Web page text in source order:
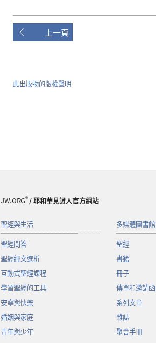
上一頁
此出版物的版權聲明
JW.ORG®/ 耶和華見證人官方網站
聖經與生活
聖經問答
聖經經文選析
互動式聖經課程
學習聖經的工具
安寧與快樂
婚姻與家庭
青年與少年
多媒體圖書館
聖經
書籍
冊子
傳單和邀請函
系列文章
雜誌
聚會手冊